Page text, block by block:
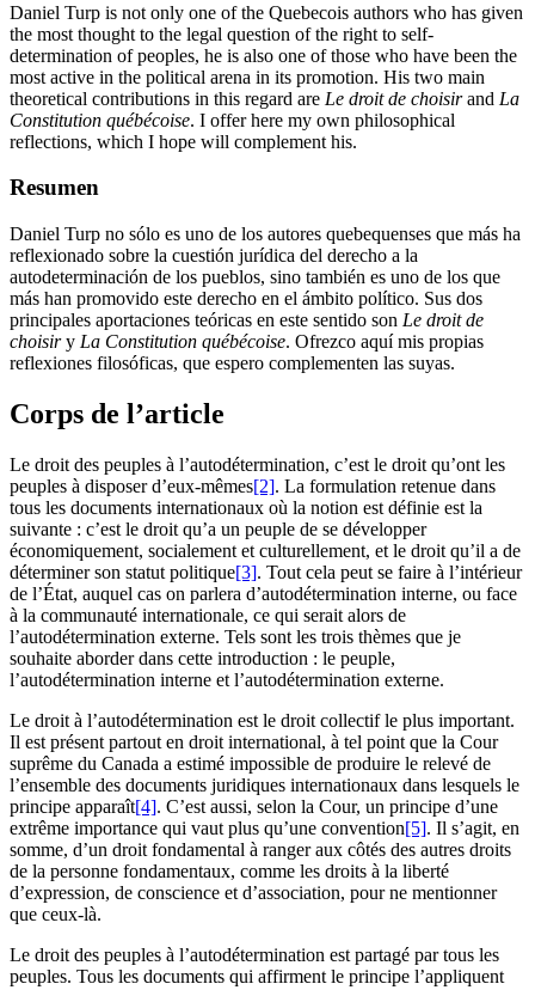
Daniel Turp is not only one of the Quebecois authors who has given
the most thought to the legal question of the right to self-
determination of peoples, he is also one of those who have been the
most active in the political arena in its promotion. His two main
theoretical contributions in this regard are Le droit de choisirand La
Constitution québécoise. I offer here my own philosophical
reflections, which I hope will complement his.
Resumen
Daniel Turp no sólo es uno de los autores quebequenses que más ha
reflexionado sobre la cuestión jurídica del derecho a la
autodeterminación de los pueblos, sino también es uno de los que
más han promovido este derecho en el ámbito político. Sus dos
principales aportaciones teóricas en este sentido son Le droit de
choisiry La Constitution québécoise. Ofrezco aquí mis propias
reflexiones filosóficas, que espero complementen las suyas.
Corps de l’article
Le droit des peuples à l’autodétermination, c’est le droit qu’ont les
peuples à disposer d’eux-mêmes[2]. La formulation retenue dans
tous les documents internationaux où la notion est définie est la
suivante : c’est le droit qu’a un peuple de se développer
économiquement, socialement et culturellement, et le droit qu’il a de
déterminer son statut politique[3]. Tout cela peut se faire à l’intérieur
de l’État, auquel cas on parlera d’autodétermination interne, ou face
à la communauté internationale, ce qui serait alors de
l’autodétermination externe. Tels sont les trois thèmes que je
souhaite aborder dans cette introduction : le peuple,
l’autodétermination interne et l’autodétermination externe.
Le droit à l’autodétermination est le droit collectif le plus important.
Il est présent partout en droit international, à tel point que la Cour
suprême du Canada a estimé impossible de produire le relevé de
l’ensemble des documents juridiques internationaux dans lesquels le
principe apparaît[4]. C’est aussi, selon la Cour, un principe d’une
extrême importance qui vaut plus qu’une convention[5]. Il s’agit, en
somme, d’un droit fondamental à ranger aux côtés des autres droits
de la personne fondamentaux, comme les droits à la liberté
d’expression, de conscience et d’association, pour ne mentionner
que ceux-là.
Le droit des peuples à l’autodétermination est partagé par tous les
peuples. Tous les documents qui affirment le principe l’appliquent